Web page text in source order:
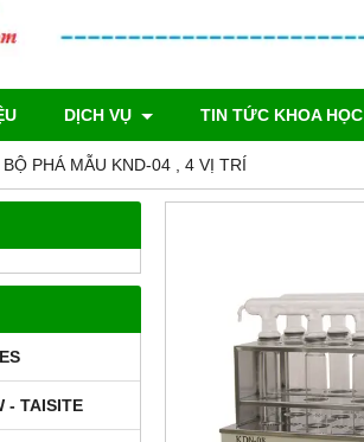
DỊCH VỤ TIN TỨC KHOA HỌC
BỘ PHÁ MẪU KND-04 , 4 VỊ TRÍ
- TAISITE